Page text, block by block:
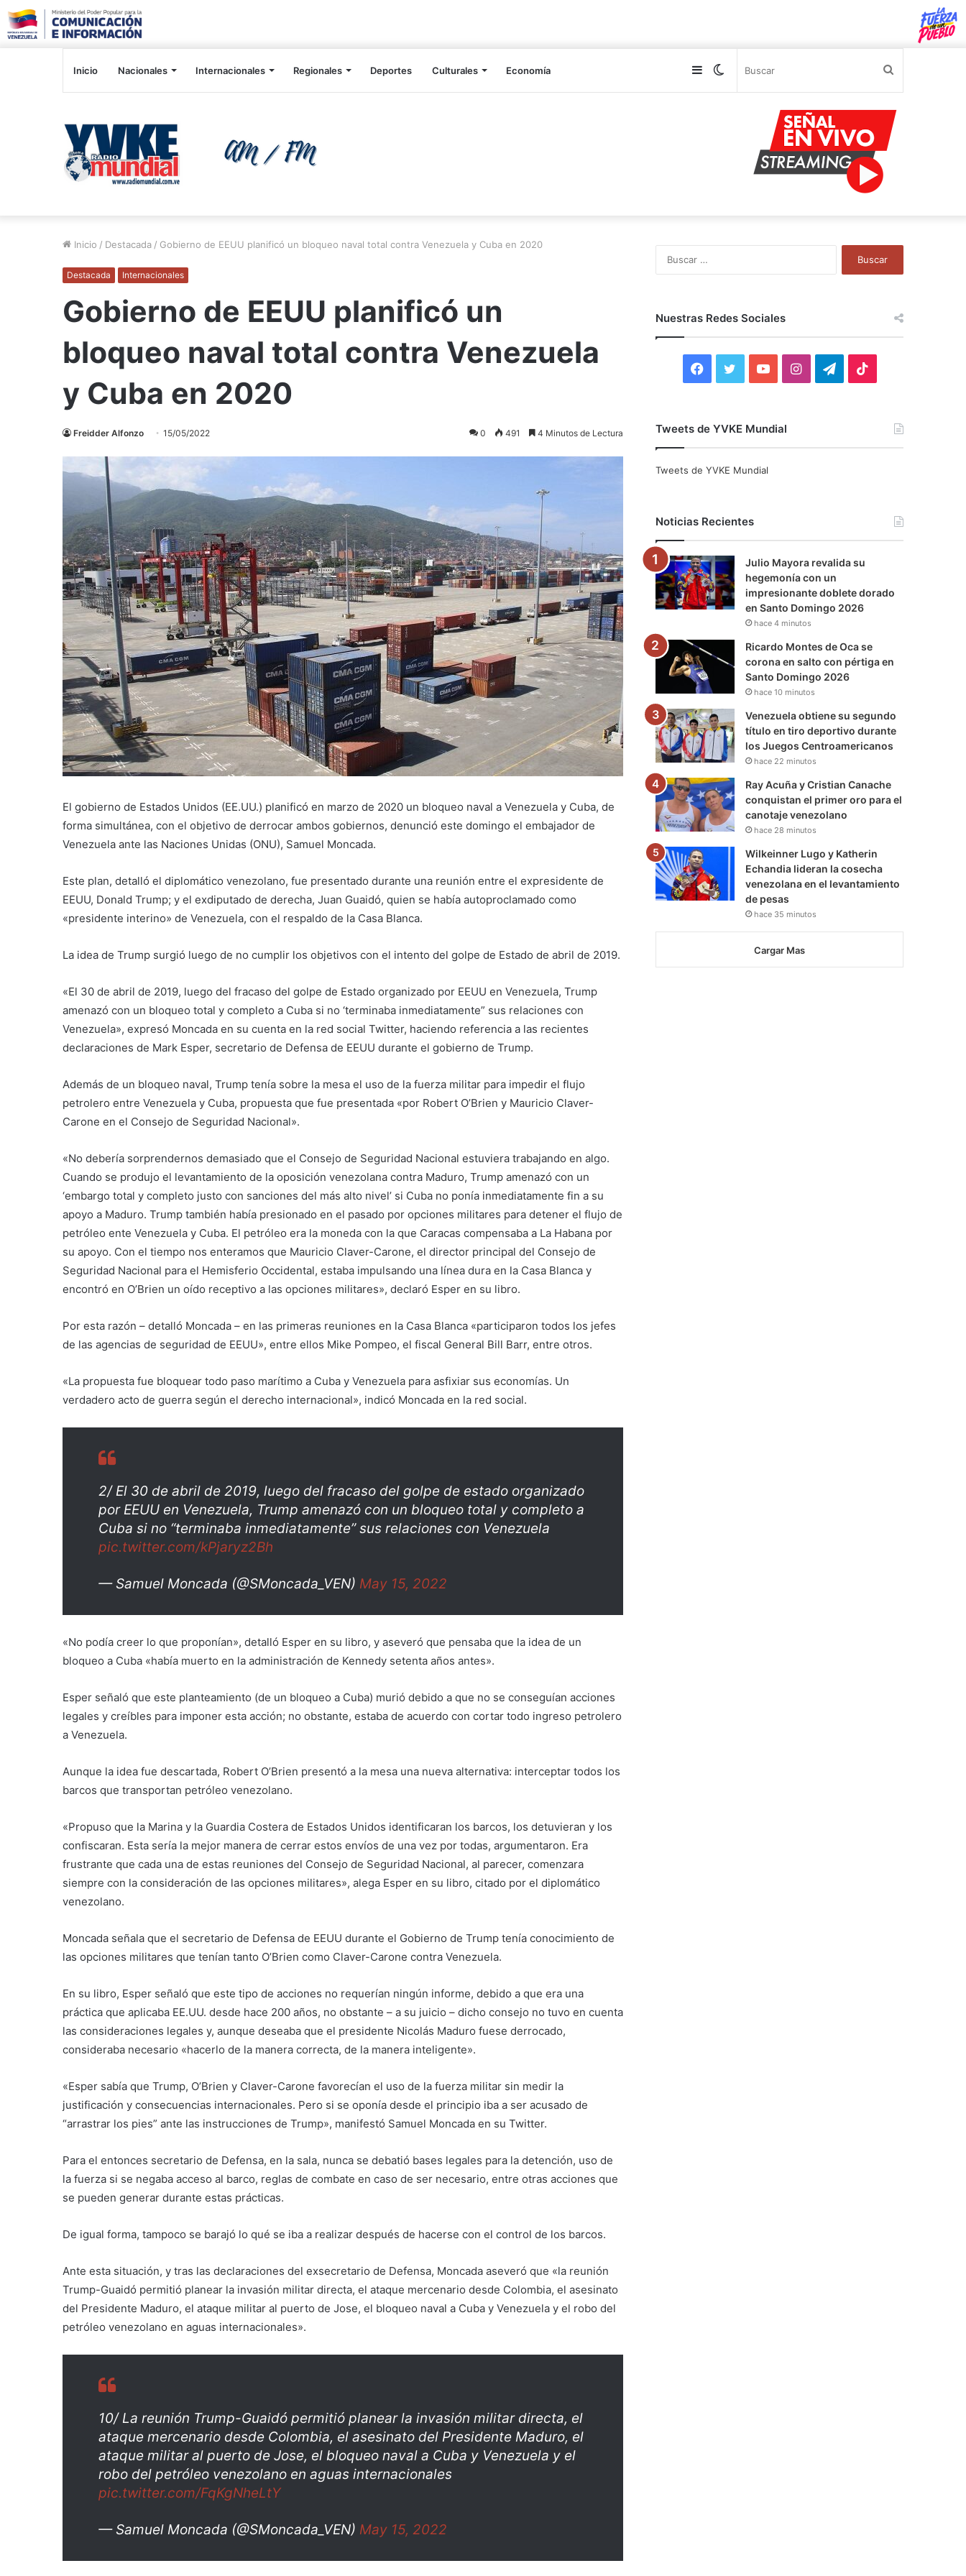
Inicio Nacionales Internacionales Regionales Deportes Culturales Economía Switch
Sidebar
Inicio / Destacada / Gobierno de EEUU planificó un bloqueo naval total contra Venezuela y Cuba en 2020
Destacada Internacionales
Gobierno de EEUU planificó un
bloqueo naval total contra Venezuela
y Cuba en 2020
Freidder Alfonzo 15/05/2022 0 491 4 Minutos de Lectura
El gobierno de Estados Unidos (EE.UU.) planificó en marzo de 2020 un bloqueo naval a Venezuela y Cuba, de
forma simultánea, con el objetivo de derrocar ambos gobiernos, denunció este domingo el embajador de
Venezuela ante las Naciones Unidas (ONU), Samuel Moncada.
Este plan, detalló el diplomático venezolano, fue presentado durante una reunión entre el expresidente de
EEUU, Donald Trump; y el exdiputado de derecha, Juan Guaidó, quien se había autoproclamado como
«presidente interino» de Venezuela, con el respaldo de la Casa Blanca.
La idea de Trump surgió luego de no cumplir los objetivos con el intento del golpe de Estado de abril de 2019.
«El 30 de abril de 2019, luego del fracaso del golpe de Estado organizado por EEUU en Venezuela, Trump
amenazó con un bloqueo total y completo a Cuba si no ‘terminaba inmediatamente” sus relaciones con
Venezuela», expresó Moncada en su cuenta en la red social Twitter, haciendo referencia a las recientes
declaraciones de Mark Esper, secretario de Defensa de EEUU durante el gobierno de Trump.
Además de un bloqueo naval, Trump tenía sobre la mesa el uso de la fuerza militar para impedir el flujo
petrolero entre Venezuela y Cuba, propuesta que fue presentada «por Robert O’Brien y Mauricio Claver-
Carone en el Consejo de Seguridad Nacional».
«No debería sorprendernos demasiado que el Consejo de Seguridad Nacional estuviera trabajando en algo.
Cuando se produjo el levantamiento de la oposición venezolana contra Maduro, Trump amenazó con un
‘embargo total y completo justo con sanciones del más alto nivel’ si Cuba no ponía inmediatamente fin a su
apoyo a Maduro. Trump también había presionado en el pasado por opciones militares para detener el flujo de
petróleo ente Venezuela y Cuba. El petróleo era la moneda con la que Caracas compensaba a La Habana por
su apoyo. Con el tiempo nos enteramos que Mauricio Claver-Carone, el director principal del Consejo de
Seguridad Nacional para el Hemisferio Occidental, estaba impulsando una línea dura en la Casa Blanca y
encontró en O’Brien un oído receptivo a las opciones militares», declaró Esper en su libro.
Por esta razón – detalló Moncada – en las primeras reuniones en la Casa Blanca «participaron todos los jefes
de las agencias de seguridad de EEUU», entre ellos Mike Pompeo, el fiscal General Bill Barr, entre otros.
«La propuesta fue bloquear todo paso marítimo a Cuba y Venezuela para asfixiar sus economías. Un
verdadero acto de guerra según el derecho internacional», indicó Moncada en la red social.
2/ El 30 de abril de 2019, luego del fracaso del golpe de estado organizado
por EEUU en Venezuela, Trump amenazó con un bloqueo total y completo a
Cuba si no “terminaba inmediatamente” sus relaciones con Venezuela
pic.twitter.com/kPjaryz2Bh
— Samuel Moncada (@SMoncada_VEN) May 15, 2022
«No podía creer lo que proponían», detalló Esper en su libro, y aseveró que pensaba que la idea de un
bloqueo a Cuba «había muerto en la administración de Kennedy setenta años antes».
Esper señaló que este planteamiento (de un bloqueo a Cuba) murió debido a que no se conseguían acciones
legales y creíbles para imponer esta acción; no obstante, estaba de acuerdo con cortar todo ingreso petrolero
a Venezuela.
Aunque la idea fue descartada, Robert O’Brien presentó a la mesa una nueva alternativa: interceptar todos los
barcos que transportan petróleo venezolano.
«Propuso que la Marina y la Guardia Costera de Estados Unidos identificaran los barcos, los detuvieran y los
confiscaran. Esta sería la mejor manera de cerrar estos envíos de una vez por todas, argumentaron. Era
frustrante que cada una de estas reuniones del Consejo de Seguridad Nacional, al parecer, comenzara
siempre con la consideración de las opciones militares», alega Esper en su libro, citado por el diplomático
venezolano.
Moncada señala que el secretario de Defensa de EEUU durante el Gobierno de Trump tenía conocimiento de
las opciones militares que tenían tanto O’Brien como Claver-Carone contra Venezuela.
En su libro, Esper señaló que este tipo de acciones no requerían ningún informe, debido a que era una
práctica que aplicaba EE.UU. desde hace 200 años, no obstante – a su juicio – dicho consejo no tuvo en cuenta
las consideraciones legales y, aunque deseaba que el presidente Nicolás Maduro fuese derrocado,
consideraba necesario «hacerlo de la manera correcta, de la manera inteligente».
«Esper sabía que Trump, O’Brien y Claver-Carone favorecían el uso de la fuerza militar sin medir la
justificación y consecuencias internacionales. Pero si se oponía desde el principio iba a ser acusado de
“arrastrar los pies” ante las instrucciones de Trump», manifestó Samuel Moncada en su Twitter.
Para el entonces secretario de Defensa, en la sala, nunca se debatió bases legales para la detención, uso de
la fuerza si se negaba acceso al barco, reglas de combate en caso de ser necesario, entre otras acciones que
se pueden generar durante estas prácticas.
De igual forma, tampoco se barajó lo qué se iba a realizar después de hacerse con el control de los barcos.
Ante esta situación, y tras las declaraciones del exsecretario de Defensa, Moncada aseveró que «la reunión
Trump-Guaidó permitió planear la invasión militar directa, el ataque mercenario desde Colombia, el asesinato
del Presidente Maduro, el ataque militar al puerto de Jose, el bloqueo naval a Cuba y Venezuela y el robo del
petróleo venezolano en aguas internacionales».
10/ La reunión Trump-Guaidó permitió planear la invasión militar directa, el
ataque mercenario desde Colombia, el asesinato del Presidente Maduro, el
ataque militar al puerto de Jose, el bloqueo naval a Cuba y Venezuela y el
robo del petróleo venezolano en aguas internacionales
pic.twitter.com/FqKgNheLtY
— Samuel Moncada (@SMoncada_VEN) May 15, 2022
Nuestras Redes Sociales
F
c
o
k
i
r
Y
u
e
I
r
a
m
T
a
m
Tweets de YVKE Mundial
Tweets de YVKE Mundial
Noticias Recientes
Julio Mayora revalida su
hegemonía con un
impresionante doblete dorado
en Santo Domingo 2026
hace 4 minutos
Ricardo Montes de Oca se
corona en salto con pértiga en
Santo Domingo 2026
hace 10 minutos
Venezuela obtiene su segundo
título en tiro deportivo durante
los Juegos Centroamericanos
hace 22 minutos
Ray Acuña y Cristian Canache
conquistan el primer oro para el
canotaje venezolano
hace 28 minutos
Wilkeinner Lugo y Katherin
Echandia lideran la cosecha
venezolana en el levantamiento
de pesas
hace 35 minutos
Cargar Mas